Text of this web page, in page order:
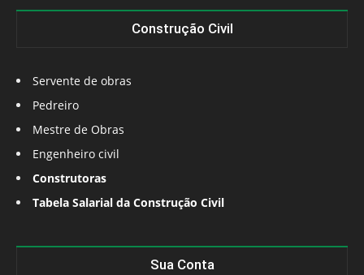
Construção Civil
Servente de obras
Pedreiro
Mestre de Obras
Engenheiro civil
Construtoras
Tabela Salarial da Construção Civil
Sua Conta